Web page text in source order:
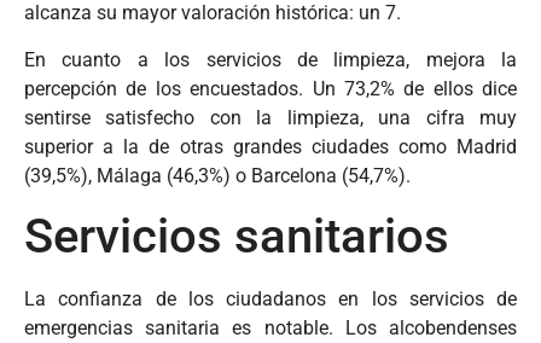
alcanza su mayor valoración histórica: un 7.
En cuanto a los servicios de limpieza, mejora la
percepción de los encuestados. Un 73,2% de ellos dice
sentirse satisfecho con la limpieza, una cifra muy
superior a la de otras grandes ciudades como Madrid
(39,5%), Málaga (46,3%) o Barcelona (54,7%).
Servicios sanitarios
La confianza de los ciudadanos en los servicios de
emergencias sanitaria es notable. Los alcobendenses